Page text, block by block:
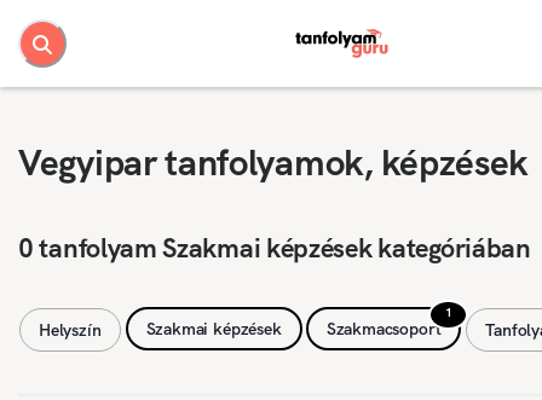
Vegyipar tanfolyamok, képzések
0 tanfolyam Szakmai képzések kategóriában
Helyszín Szakmai képzések
1
Szakmacsoport